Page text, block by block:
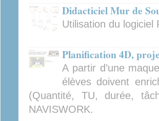
Didacticiel Mur de
Utilisation du logiciel
Planification 4D,
A partir d’une
élèves doivent
(Quantité, TU, durée,
NAVISWORK.